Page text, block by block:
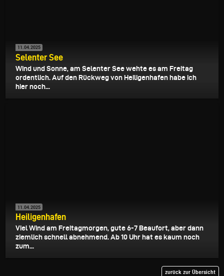
11.04.2025
Selenter See
Wind und Sonne, am Selenter See wehte es am Freitag
ordentlich. Auf den Rückweg von Heiligenhafen habe ich
hier noch...
11.04.2025
Heiligenhafen
Viel Wind am Freitagmorgen, gute 6-7 Beaufort, aber dann
ziemlich schnell abnehmend. Ab 10 Uhr hat es kaum noch
zum...
zurück zur Übersicht